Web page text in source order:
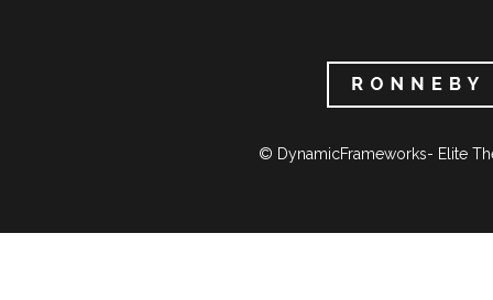
© DynamicFrameworks- Elite